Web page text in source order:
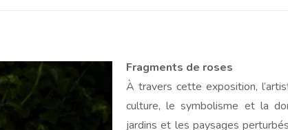
Fragments de roses
À travers cette exposition,
culture, le symbolisme et la
jardins et les paysages